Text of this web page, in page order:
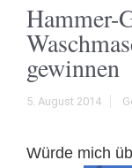
Hammer-
gewinnen
5. August 2014
Würde mich